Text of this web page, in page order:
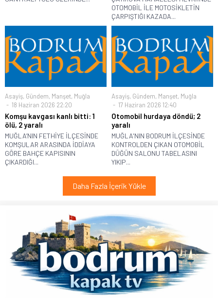
OTOMOBİL İLE MOTOSİKLETİN
ÇARPIŞTIĞI KAZADA...
Asayiş, Gündem, Manşet, Muğla
18 Haziran 2026 22:20
Komşu kavgası kanlı bitti: 1
ölü, 2 yaralı
MUĞLA’NIN FETHİYE İLÇESİNDE
KOMŞULAR ARASINDA İDDİAYA
GÖRE BAHÇE KAPISININ
ÇIKARDIĞI...
Asayiş, Gündem, Manşet, Muğla
17 Haziran 2026 12:40
Otomobil hurdaya döndü; 2
yaralı
MUĞLA'NIN BODRUM İLÇESİNDE
KONTROLDEN ÇIKAN OTOMOBİL
DÜĞÜN SALONU TABELASINI
YIKIP...
Daha Fazla İçerik Yükle